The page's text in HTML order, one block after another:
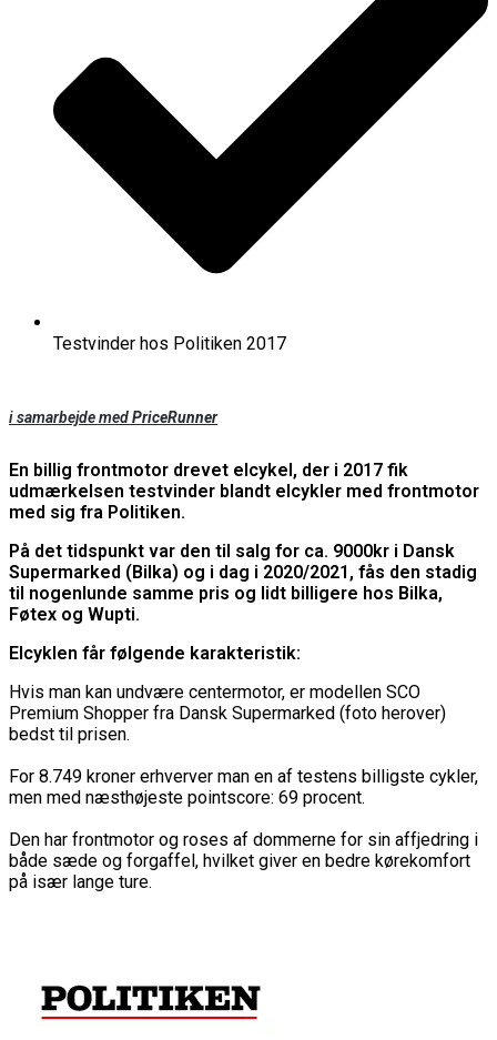
Testvinder hos Politiken 2017
i samarbejde medPriceRunner
En billig frontmotor drevet elcykel, der i 2017 fik
udmærkelsen testvinder blandt elcykler med frontmotor
med sig fra Politiken.
På det tidspunkt var den til salg for ca. 9000kr i Dansk
Supermarked (Bilka) og i dag i 2020/2021, fås den stadig
til nogenlunde samme pris og lidt billigere hos Bilka,
Føtex og Wupti.
Elcyklen får følgende karakteristik:
Hvis man kan undvære centermotor, er modellen SCO
Premium Shopper fra Dansk Supermarked (foto herover)
bedst til prisen.
For 8.749 kroner erhverver man en af testens billigste cykler,
men med næsthøjeste pointscore: 69 procent.
Den har frontmotor og roses af dommerne for sin affjedring i
både sæde og forgaffel, hvilket giver en bedre kørekomfort
på især lange ture.